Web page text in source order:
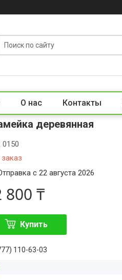
О нас Контакты
деревянная
0150
с 22 августа 2026
800 ₸
Купить
110-63-03